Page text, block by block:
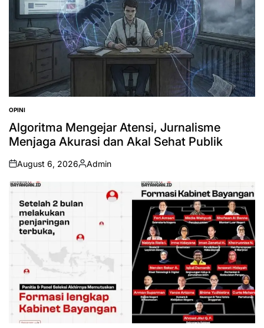
POSTED
IN
OPINI
Algoritma Mengejar Atensi, Jurnalisme
Menjaga Akurasi dan Akal Sehat Publik
on
August 6, 2026
Posted
Admin